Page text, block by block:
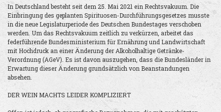
In Deutschland besteht seit dem 25. Mai 2021 ein Rechtsvakuum. Die
Einbringung des geplanten Spirituosen-Durchführungsgesetzes musste
in die neue Legislaturperiode des Deutschen Bundestages verschoben
werden. Um das Rechtsvakuum zeitlich zu verkürzen, arbeitet das
federführende Bundesministerium für Ernährung und Landwirtschaft
mit Hochdruck an einer Änderung der Alkoholhaltige Getränke-
Verordnung (AGeV). Es ist davon auszugehen, dass die Bundesländer in
Erwartung dieser Änderung grundsätzlich von Beanstandungen
absehen.
DER WEIN MACHTS LEIDER KOMPLIZIERT